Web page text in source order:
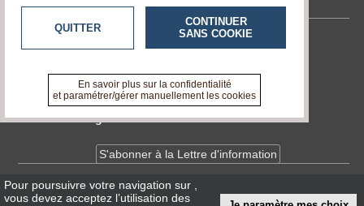
Contactez-nous
A propos de tvlocale.fr
Devenir délégué
S'abonner à la Lettre d'information
InfosCNIL/RGPD
Pour poursuivre votre navigation sur
vous devez acceptez l’utilisation des
QUITTER
CONTINUER
SANS COOKIE
En savoir plus sur la confidentialité
et paramétrer/gérer manuellement les cookies